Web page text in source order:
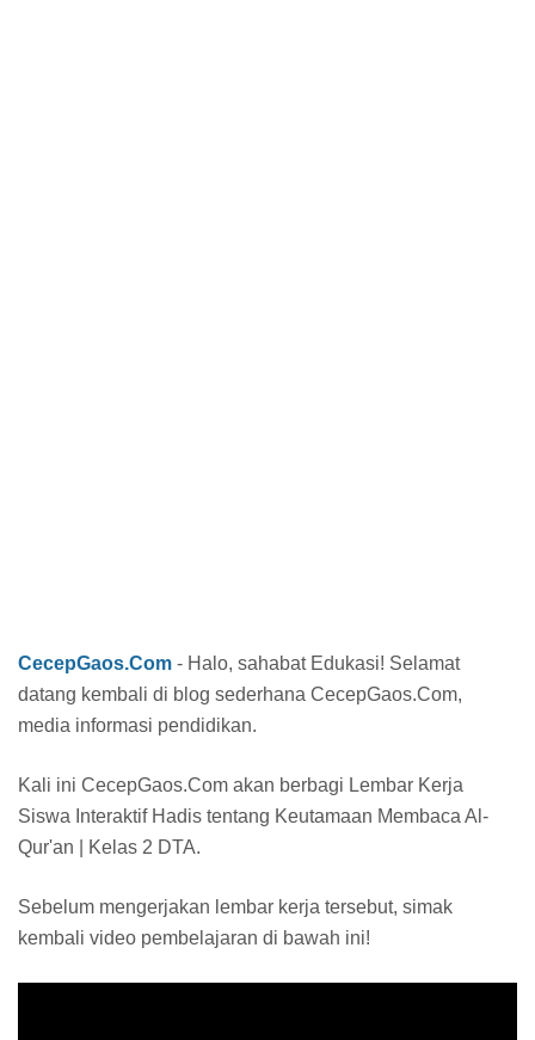
CecepGaos.Com - Halo, sahabat Edukasi! Selamat
datang kembali di blog sederhana CecepGaos.Com,
media informasi pendidikan.
Kali ini CecepGaos.Com akan berbagi Lembar Kerja
Siswa Interaktif Hadis tentang Keutamaan Membaca Al-
Qur'an | Kelas 2 DTA.
Sebelum mengerjakan lembar kerja tersebut, simak
kembali video pembelajaran di bawah ini!